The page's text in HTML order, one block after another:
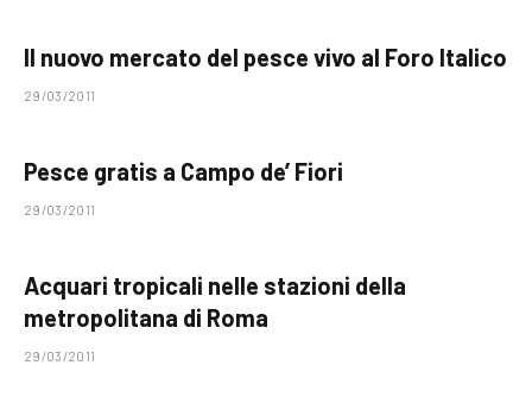
Il nuovo mercato del pesce vivo al Foro Italico
29/03/2011
Pesce gratis a Campo de’ Fiori
29/03/2011
Acquari tropicali nelle stazioni della
metropolitana di Roma
29/03/2011